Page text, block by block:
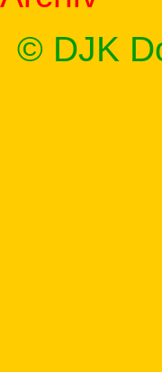
© DJK